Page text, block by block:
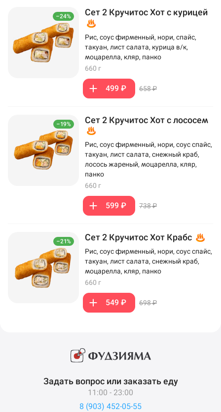
–24% Сет 2 Кручитос Хот с курицей
Рис, соус фирменный, нори, спайс,
такуан, лист салата, курица в/к,
моцарелла, кляр, панко
660 г
499 ₽ 658 ₽
–19% Сет 2 Кручитос Хот с лососем
Рис, соус фирменный, нори, соус спайс,
такуан, лист салата, снежный краб,
лосось жареный, моцарелла, кляр,
панко
660 г
599 ₽ 738 ₽
–21% Сет 2 Кручитос Хот Крабс
Рис, соус фирменный, нори, соус спайс,
такуан, лист салата, снежный краб,
моцарелла, кляр, панко
660 г
549 ₽ 698 ₽
Задать вопрос или заказать еду
11:00 - 23:00
8 (903) 452-05-55